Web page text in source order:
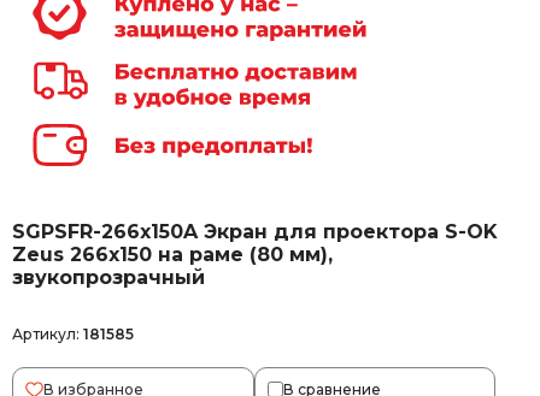
SGPSFR-266x150A Экран для проектора S-OK
Zeus 266x150 на раме (80 мм),
звукопрозрачный
Артикул: 181585
В избранное В сравнение